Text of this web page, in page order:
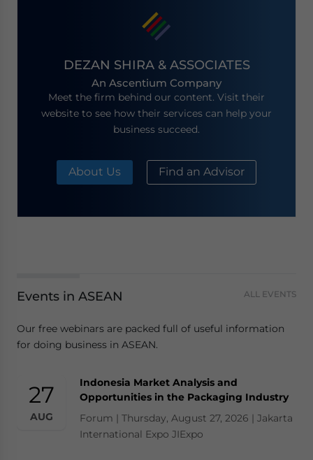
DEZAN SHIRA & ASSOCIATES
An Ascentium Company
Meet the firm behind our content. Visit their
website to see how their services can help your
business succeed.
About Us Find an Advisor
Events in ASEAN ALL EVENTS
Our free webinars are packed full of useful information
for doing business in ASEAN.
27
AUG
Indonesia Market Analysis and
Opportunities in the Packaging Industry
Forum | Thursday, August 27, 2026 | Jakarta
International Expo JIExpo